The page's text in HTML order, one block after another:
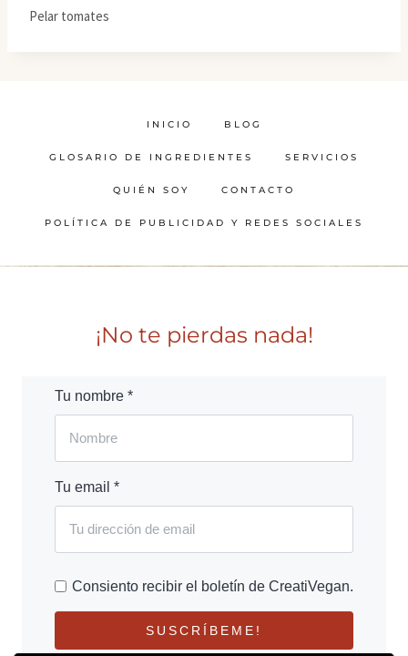
Pelar tomates
INICIO BLOG
GLOSARIO DE INGREDIENTES SERVICIOS
QUIÉN SOY CONTACTO
POLÍTICA DE PUBLICIDAD Y REDES SOCIALES
¡No te pierdas nada!
Tu nombre *
Tu email *
Consiento recibir el boletín de CreatiVegan.
SUSCRÍBEME!